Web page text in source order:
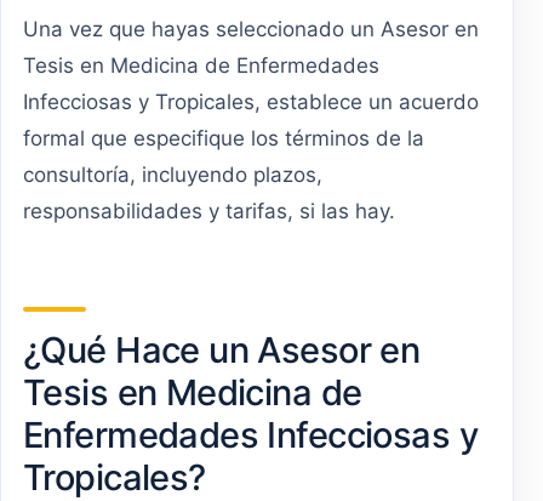
Una vez que hayas seleccionado un Asesor en
Tesis en Medicina de Enfermedades
Infecciosas y Tropicales, establece un acuerdo
formal que especifique los términos de la
consultoría, incluyendo plazos,
responsabilidades y tarifas, si las hay.
¿Qué Hace un Asesor en
Tesis en Medicina de
Enfermedades Infecciosas y
Tropicales?